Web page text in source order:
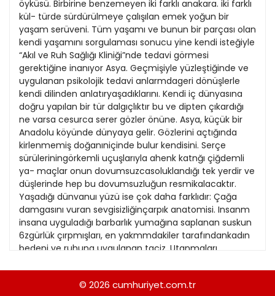
Güney Dogu
Kitap Eki
Özel Ekler
Özel Okullar
Sevgililer Günü
Siyaset Eki
Sürdürülebilir yaşam
Turizm Eki
Yerel Yönetimler
1990
1989
1988
1987
1986
1985
1984
1983
1982
1981
1980
20
21
22
23
24
25
26
27
28
29
30
31
12
13
14
15
16
17
18
20
21
22
23
öyküsü. Birbirine benzemeyen iki farklı anakara. iki farklı
kül- türde sürdürülmeye çalışılan emek yoğun bir
yaşam serüveni. Tüm yaşamı ve bunun bir parçası olan
kendi yaşamını sorgulaması sonucu yine kendi isteğiyle
“Akıl ve Ruh Sağlığı Kliniği”nde tedavi görmesi
gerektiğine inanıyor Asya. Geçmişiyle yüzleştiğinde ve
uygulanan psikolojik tedavi anlarmdageri dönüşlerle
kendi dilinden anlatıryaşadıklarını. Kendi iç dünyasına
doğru yapılan bir tür dalgıçlıktır bu ve dipten çıkardığı
ne varsa cesurca serer gözler önüne. Asya, küçük bir
Anadolu köyünde dünyaya gelir. Gözlerini açtığında
kirlenmemiş doğanıniçinde bulur kendisini. Serçe
sürüleriningörkemli uçuşlarıyla ahenk katnğı çiğdemli
ya- maçlar onun dovumsuzcasoluklandığı tek yerdir ve
düşlerinde hep bu dovumsuzluğun resmikalacaktır.
Yaşadığı dünvanuı yüzü ise çok daha farklıdır: Çağa
damgasını vuran sevgisizliğinçarpık anatomisi. Insanm
insana uyguladığı barbarlık yumağına saplanan suskun
6zgürlük çırpmışları, en yakmmdakiler tarafındankadın
bedeni ve ruhuna uygulanan taciz. Utanmaları
bastırılmayaçalışılan büyük bir suçluluk duygusu ve bu
duygu içinde yaşamın her dönemecinde darbe alan
© 2026 cumhuriyet.com.tr